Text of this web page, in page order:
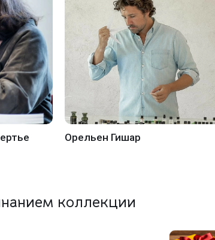
Орельен Гишар
коллекции